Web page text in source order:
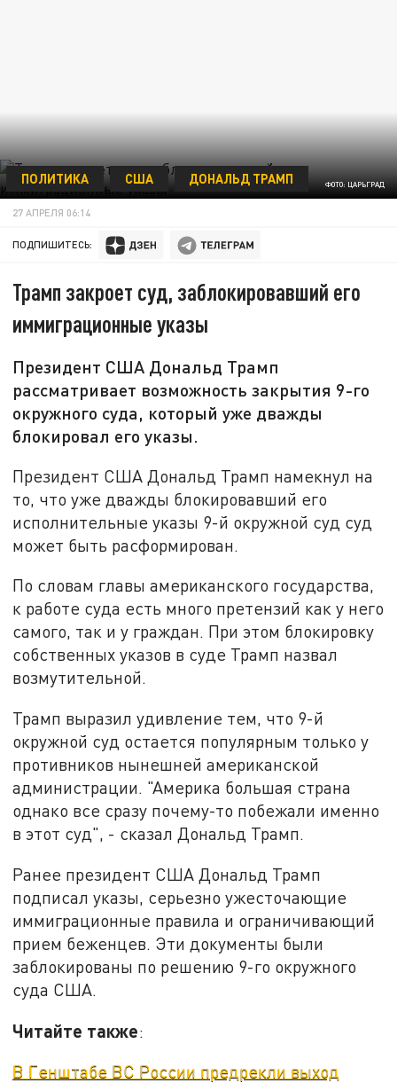
ФОТО: ЦАРЬГРАД
ПОЛИТИКА США ДОНАЛЬД ТРАМП
27 АПРЕЛЯ 06:14
ПОДПИШИТЕСЬ:
Трамп закроет суд, заблокировавший его
иммиграционные указы
Президент США Дональд Трамп
рассматривает возможность закрытия 9-го
окружного суда, который уже дважды
блокировал его указы.
Президент США Дональд Трамп намекнул на
то, что уже дважды блокировавший его
исполнительные указы 9-й окружной суд суд
может быть расформирован.
По словам главы американского государства,
к работе суда есть много претензий как у него
самого, так и у граждан. При этом блокировку
собственных указов в суде Трамп назвал
возмутительной.
Трамп выразил удивление тем, что 9-й
окружной суд остается популярным только у
противников нынешней американской
администрации. "Америка большая страна
однако все сразу почему-то побежали именно
в этот суд", - сказал Дональд Трамп.
Ранее президент США Дональд Трамп
подписал указы, серьезно ужесточающие
иммиграционные правила и ограничивающий
прием беженцев. Эти документы были
заблокированы по решению 9-го окружного
суда США.
Читайте также:
В Генштабе ВС России предрекли выход